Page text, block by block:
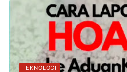
TEKNOLOGI